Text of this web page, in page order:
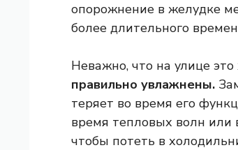
опорожнение в желудке
более длительного
Неважно, что на улице
правильно увлажнены.
теряет во время его
время тепловых волн или
чтобы потеть в